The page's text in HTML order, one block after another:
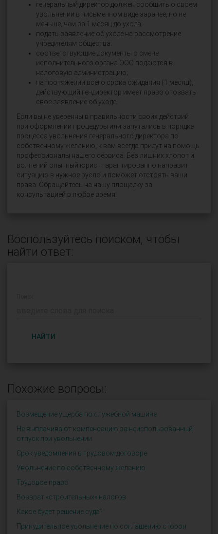
генеральный директор должен сообщить о своем
увольнении в письменном виде заранее, но не
меньше, чем за 1 месяц до ухода;
подать заявление об уходе на рассмотрение
учредителям общества;
соответствующие документы о смене
исполнительного органа ООО подаются в
налоговую администрацию;
на протяжении всего срока ожидания (1 месяц),
действующий гендиректор имеет право отозвать
свое заявление об уходе.
Если вы не уверенны в правильности своих действий
при оформлении процедуры или запутались в порядке
процесса увольнения генерального директора по
собственному желанию, к вам всегда придут на помощь
профессионалы нашего сервиса. Без лишних хлопот и
волнений опытный юрист гарантированно направит
ситуацию в нужное русло и поможет отстоять ваши
права. Обращайтесь на нашу площадку за
консультацией в любое время!
Воспользуйтесь поиском, чтобы
найти ответ:
НАЙТИ
Похожие вопросы:
Возмещение ущерба по служебной машине
Не выплачивают компенсацию за неиспользованный
отпуск при увольнении
Срок уведомления в трудовом договоре
Увольнение по собственному желанию
Трудовое право
Возврат «строительных» налогов
Какое будет решение суда?
Принудительное увольнение по соглашению сторон